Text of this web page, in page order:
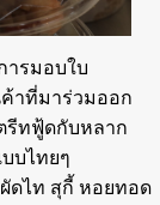
ารมอบใบ
าที่มาร่วมออก
รีทฟู้ดกับหลาก
บไทยๆ
ดไท สุกี้ หอยทอด